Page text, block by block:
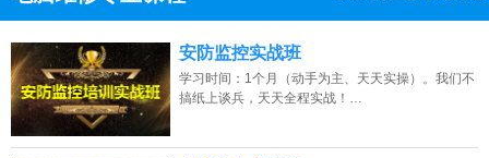
点击免费咨询电话：13807313137
安防监控实战班
学习时间：1个月（动手为主、天天实操）。我们不
搞纸上谈兵，天天全程实战！…